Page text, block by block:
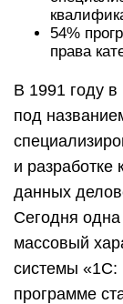
54%
права
В 1991 году
под
и
данных
Сегодня
массовый
системы «1С:
программе